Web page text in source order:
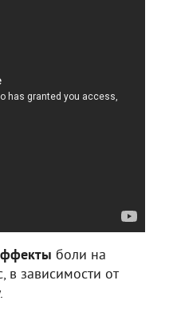
боли на
в зависимости от